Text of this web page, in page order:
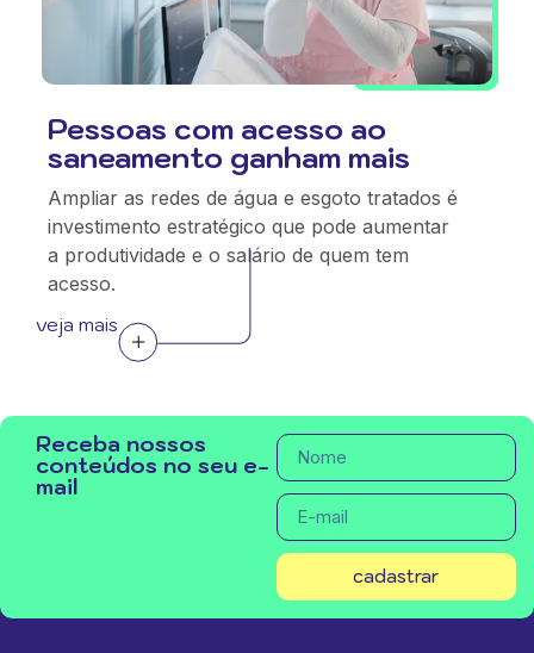
Pessoas com acesso ao
saneamento ganham mais
Ampliar as redes de água e esgoto tratados é
investimento estratégico que pode aumentar
a produtividade e o salário de quem tem
acesso.
veja mais
Receba nossos
conteúdos no seu e-
mail
cadastrar